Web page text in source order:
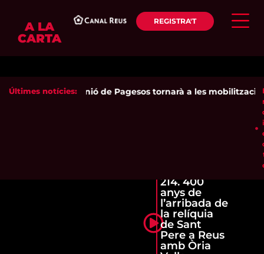
A LA
CARTA
REGISTRA'T
Últimes notícies:Unió de Pagesos tornarà a les
214. 400
anys de
l’arribada de
la relíquia
de Sant
Pere a Reus
amb Òria